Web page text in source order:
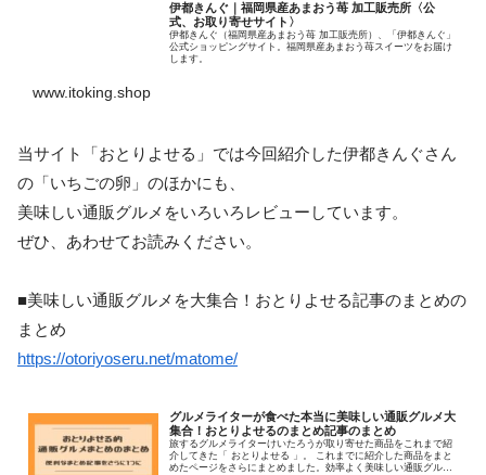
伊都きんぐ｜福岡県産あまおう苺 加工販売所〈公
式、お取り寄せサイト〉
伊都きんぐ（福岡県産あまおう苺 加工販売所）、「伊都きんぐ」
公式ショッピングサイト。福岡県産あまおう苺スイーツをお届け
します。
www.itoking.shop
当サイト「おとりよせる」では今回紹介した伊都きんぐさん
の「いちごの卵」のほかにも、
美味しい通販グルメをいろいろレビューしています。
ぜひ、あわせてお読みください。
■美味しい通販グルメを大集合！おとりよせる記事のまとめの
まとめ
https://otoriyoseru.net/matome/
グルメライターが食べた本当に美味しい通販グルメ大
集合！おとりよせるのまとめ記事のまとめ
旅するグルメライターけいたろうが取り寄せた商品をこれまで紹
介してきた「 おとりよせる 」。 これまでに紹介した商品をまと
めたページをさらにまとめました。効率よく美味しい通販グルメ